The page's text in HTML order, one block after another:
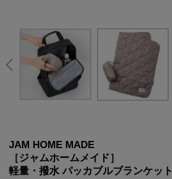
JAM HOME MADE
［ジャムホームメイド］
軽量・撥水 パッカブルブランケット